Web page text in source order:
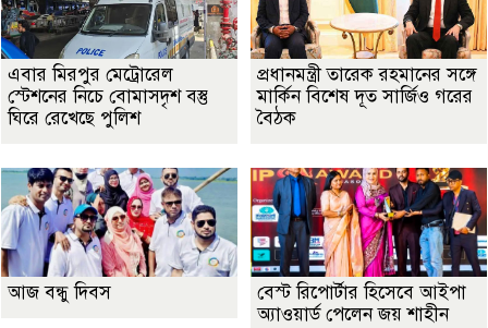
এবার মিরপুর মেট্রোরেল
স্টেশনের নিচে বোমাসদৃশ বস্তু
ঘিরে রেখেছে পুলিশ
প্রধানমন্ত্রী তারেক রহমানের সঙ্গে
মার্কিন বিশেষ দূত সার্জিও গরের
বৈঠক
আজ বন্ধু দিবস
বেস্ট রিপোর্টার হিসেবে আইপা
অ্যাওয়ার্ড পেলেন জয় শাহীন